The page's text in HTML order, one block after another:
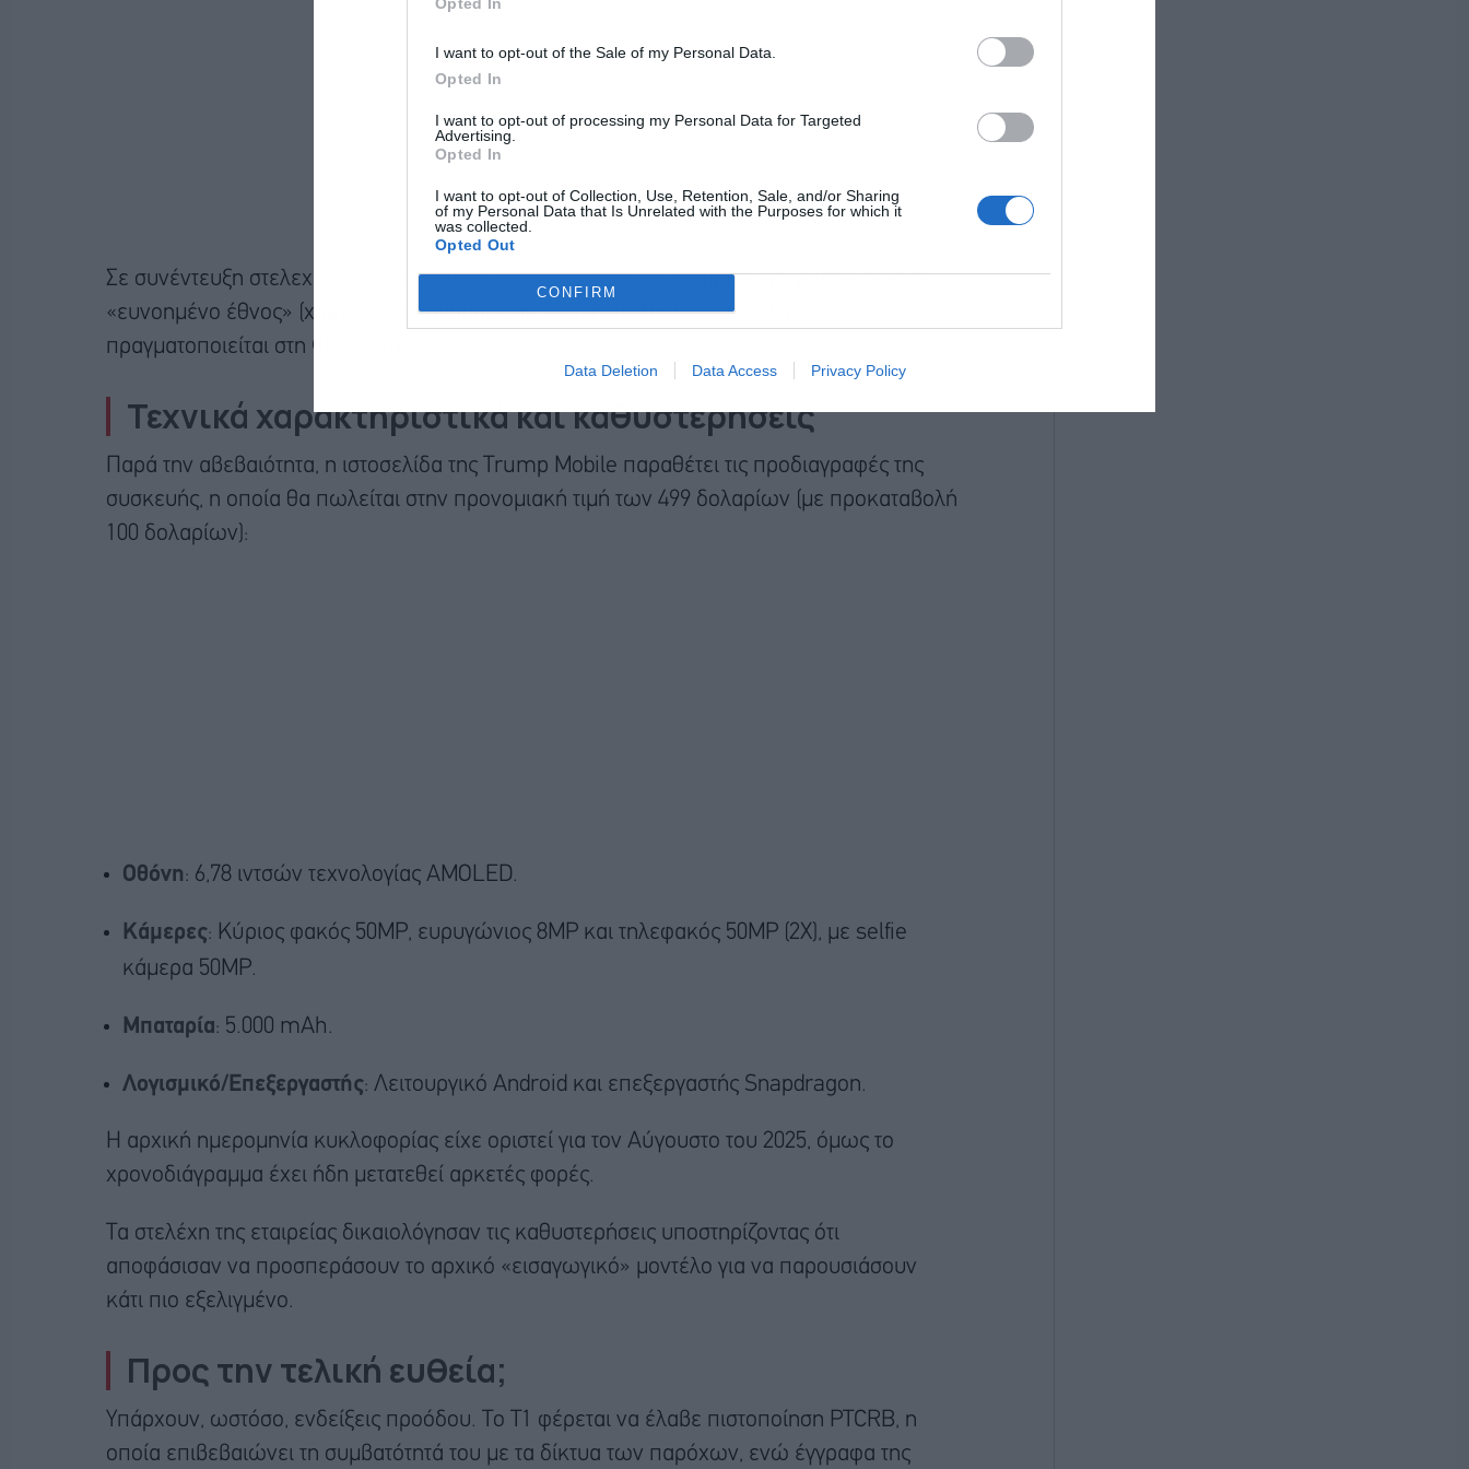
I want to opt-out of the Sale of my Personal Data.
Opted In
I want to opt-out of processing my Personal Data for Targeted
Advertising.
Opted In
I want to opt-out of Collection, Use, Retention, Sale, and/or Sharing
of my Personal Data that Is Unrelated with the Purposes for which it
was collected.
Opted Out
CONFIRM
Data Deletion Data Access Privacy Policy
Σε συνέντευξη στελεχών στο The Verge, διευκρινίστηκε ότι η παραγωγή γίνεται σε ένα
«ευνοημένο έθνος» (χωρίς να κατονομάζεται), ενώ η «τελική συναρμολόγηση»
πραγματοποιείται στη Φλόριντα.
Τεχνικά χαρακτηριστικά και καθυστερήσεις
Παρά την αβεβαιότητα, η ιστοσελίδα της Trump Mobile παραθέτει τις προδιαγραφές της
συσκευής, η οποία θα πωλείται στην προνομιακή τιμή των 499 δολαρίων (με προκαταβολή
100 δολαρίων):
Οθόνη: 6,78 ιντσών τεχνολογίας AMOLED.
Κάμερες: Κύριος φακός 50MP, ευρυγώνιος 8MP και τηλεφακός 50MP (2X), με selfie
κάμερα 50MP.
Μπαταρία: 5.000 mAh.
Λογισμικό/Επεξεργαστής: Λειτουργικό Android και επεξεργαστής Snapdragon.
Η αρχική ημερομηνία κυκλοφορίας είχε οριστεί για τον Αύγουστο του 2025, όμως το
χρονοδιάγραμμα έχει ήδη μετατεθεί αρκετές φορές.
Τα στελέχη της εταιρείας δικαιολόγησαν τις καθυστερήσεις υποστηρίζοντας ότι
αποφάσισαν να προσπεράσουν το αρχικό «εισαγωγικό» μοντέλο για να παρουσιάσουν
κάτι πιο εξελιγμένο.
Προς την τελική ευθεία;
Υπάρχουν, ωστόσο, ενδείξεις προόδου. Το T1 φέρεται να έλαβε πιστοποίηση PTCRB, η
οποία επιβεβαιώνει τη συμβατότητά του με τα δίκτυα των παρόχων, ενώ έγγραφα της